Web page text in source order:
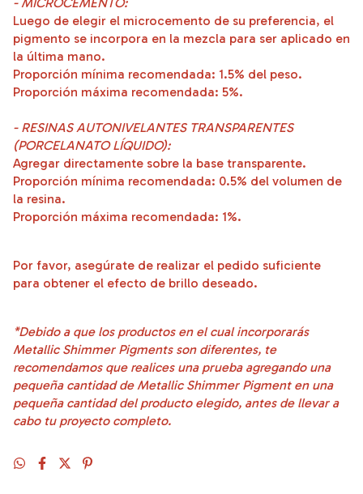
- MICROCEMENTO:
Luego de elegir el microcemento de su preferencia, el
pigmento se incorpora en la mezcla para ser aplicado en
la última mano.
Proporción mínima recomendada: 1.5% del peso.
Proporción máxima recomendada: 5%.
- RESINAS AUTONIVELANTES TRANSPARENTES
(PORCELANATO LÍQUIDO):
Agregar directamente sobre la base transparente.
Proporción mínima recomendada: 0.5% del volumen de
la resina.
Proporción máxima recomendada: 1%.
Por favor, asegúrate de realizar el pedido suficiente
para obtener el efecto de brillo deseado.
*Debido a que los productos en el cual incorporarás
Metallic Shimmer Pigments son diferentes, te
recomendamos que realices una prueba agregando una
pequeña cantidad de Metallic Shimmer Pigment en una
pequeña cantidad del producto elegido, antes de llevar a
cabo tu proyecto completo.